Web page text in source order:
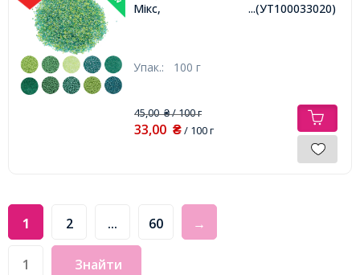
Мікс,
...(УТ100033020)
Упак.: 100 г
45,00₴/ 100 г
33,00 ₴/ 100 г
1 2 ... 60 →
Знайти